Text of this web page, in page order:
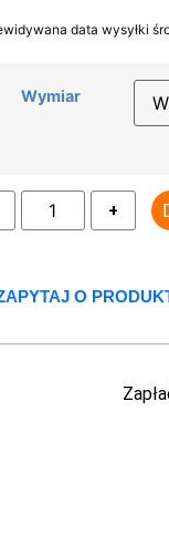
data wysyłki
Wymiar
O